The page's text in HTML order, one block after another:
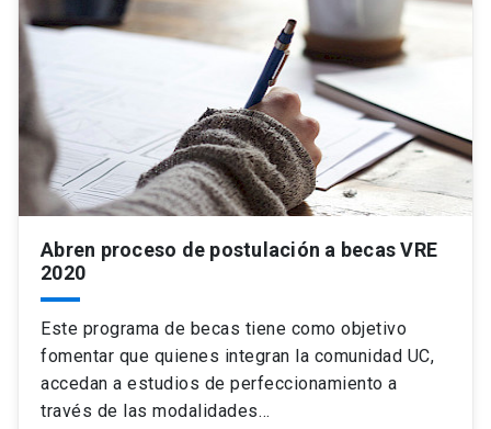
Abren proceso de postulación a becas VRE
2020
Este programa de becas tiene como objetivo
fomentar que quienes integran la comunidad UC,
accedan a estudios de perfeccionamiento a
través de las modalidades…